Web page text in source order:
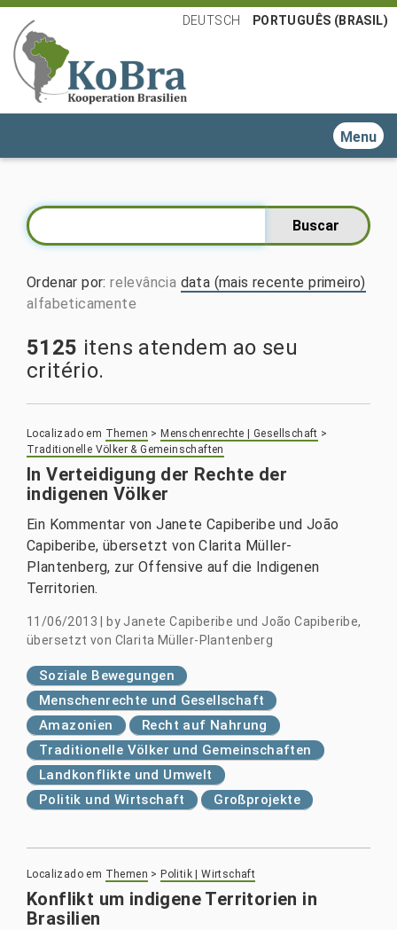
DEUTSCH PORTUGUÊS (BRASIL)
Toggle
Ordenar por:relevância data (mais recente primeiro)
alfabeticamente
5125 itens atendem ao seu
critério.
Localizado em Themen > Menschenrechte | Gesellschaft >
Traditionelle Völker & Gemeinschaften
In Verteidigung der Rechte der
indigenen Völker
Ein Kommentar von Janete Capiberibe und João
Capiberibe, übersetzt von Clarita Müller-
Plantenberg, zur Offensive auf die Indigenen
Territorien.
11/06/2013 by Janete Capiberibe und João Capiberibe,
übersetzt von Clarita Müller-Plantenberg
Soziale Bewegungen
Menschenrechte und Gesellschaft
Amazonien
Recht auf Nahrung
Traditionelle Völker und Gemeinschaften
Landkonflikte und Umwelt
Politik und Wirtschaft
Großprojekte
Localizado em Themen > Politik | Wirtschaft
Konflikt um indigene Territorien in
Brasilien